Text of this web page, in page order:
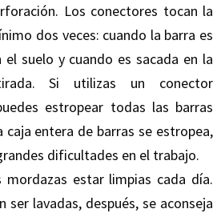
Los conectores tocan la
dos veces: cuando la barra es
suelo y cuando es sacada en la
Si utilizas un conector
estropear todas las barras
caja entera de barras se estropea,
dificultades en el trabajo.
mordazas estar limpias cada día.
ser lavadas, después, se aconseja